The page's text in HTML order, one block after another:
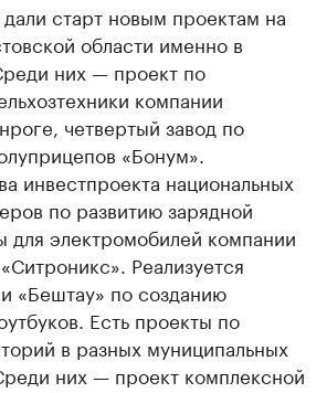
старт новым проектам на
области именно в
них — проект по
компании
четвертый завод по
«Бонум».
инвестпроекта национальных
по развитию зарядной
для электромобилей компании
Реализуется
«Бештау» по созданию
Есть проекты по
в разных муниципальных
них — проект комплексной